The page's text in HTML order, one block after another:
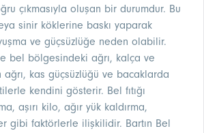
çıkmasıyla oluşan bir durumdur. Bu
sinir köklerine baskı yaparak
ve güçsüzlüğe neden olabilir.
bel bölgesindeki ağrı, kalça ve
ağrı, kas güçsüzlüğü ve bacaklarda
kendini gösterir. Bel fıtığı
aşırı kilo, ağır yük kaldırma,
gibi faktörlerle ilişkilidir. Bartın Bel